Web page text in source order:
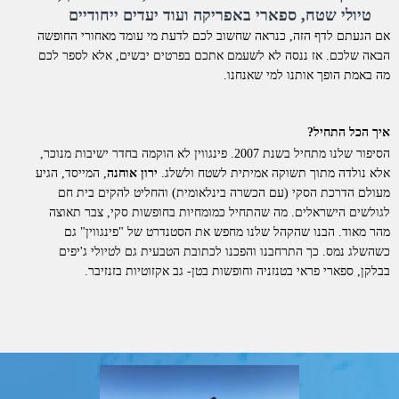
טיולי שטח, ספארי באפריקה ועוד יעדים ייחודיים
אם הגעתם לדף הזה, כנראה שחשוב לכם לדעת מי עומד מאחורי החופשה
הבאה שלכם. אז ננסה לא לשעמם אתכם בפרטים יבשים, אלא לספר לכם
מה באמת הופך אותנו למי שאנחנו.
איך הכל התחיל?
הסיפור שלנו מתחיל בשנת 2007. פינגווין לא הוקמה בחדר ישיבות מנוכר,
אלא נולדה מתוך תשוקה אמיתית לשטח ולשלג. ירון אוחנה , המייסד, הגיע
מעולם הדרכת הסקי (עם הכשרה בינלאומית) והחליט להקים בית חם
לגולשים הישראלים. מה שהתחיל כמומחיות בחופשות סקי, צבר תאוצה
מהר מאוד. הבנו שהקהל שלנו מחפש את הסטנדרט של "פינגווין" גם
כשהשלג נמס. כך התרחבנו והפכנו לכתובת הטבעית גם לטיולי ג'יפים
בבלקן, ספארי פראי בטנזניה וחופשות בטן- גב אקזוטיות בזנזיבר.
רשמית בארגון התעופה הבינלאומיIATA. כל החופשות שאנו מציעים
מוצעות ללקוחות בשיווק ישיר.
מה זה אומר מבחינתכם?